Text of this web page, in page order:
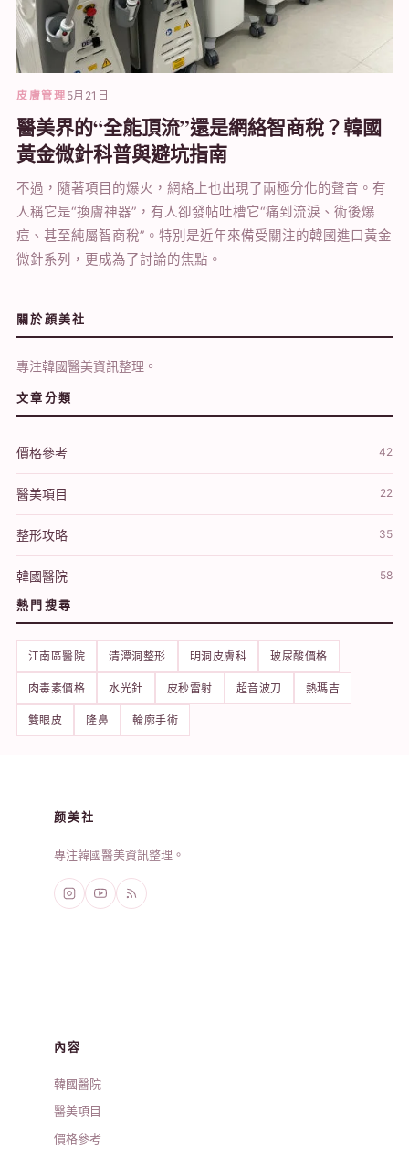
皮膚管理 5月21日
醫美界的“全能頂流”還是網絡智商稅？韓國
黃金微針科普與避坑指南
不過，隨著項目的爆火，網絡上也出現了兩極分化的聲音。有
人稱它是“換膚神器”，有人卻發帖吐槽它“痛到流淚、術後爆
痘、甚至純屬智商稅”。特別是近年來備受關注的韓國進口黃金
微針系列，更成為了討論的焦點。
關於顔美社
專注韓國醫美資訊整理。
文章分類
價格參考 42
醫美項目 22
整形攻略 35
韓國醫院 58
熱門搜尋
江南區醫院 清潭洞整形 明洞皮膚科 玻尿酸價格
肉毒素價格 水光針 皮秒雷射 超音波刀 熱瑪吉
雙眼皮 隆鼻 輪廓手術
颜美社
專注韓國醫美資訊整理。
內容
韓國醫院
醫美項目
價格參考